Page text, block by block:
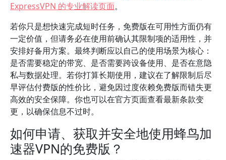
ExpressVPN 的专业解读页面。
若你只是想快速完成短时任务，免费版在可用性方面仍有
一定价值，但请务必在使用前确认其限制项的适用性，并
安排好备用方案。最终判断应以自己的使用场景为核心：
是否需要稳定的带宽、是否需要跨设备使用、是否在意隐
私与数据处理。若你打算长期使用，建议在了解限制后尽
早评估付费版的性价比，避免因过度依赖免费版而错失更
高效的安全保障。你也可以在官方页面查看最新条款变
更，以确保信息不过时。
如何申请、获取并安全地使用蜂鸟加
速器VPN的免费版？